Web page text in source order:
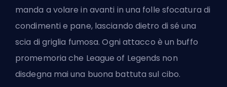
manda a volare in avanti in una folle sfocatura di
condimenti e pane, lasciando dietro di sé una
scia di griglia fumosa. Ogni attacco è un buffo
promemoria che League of Legends non
disdegna mai una buona battuta sul cibo.